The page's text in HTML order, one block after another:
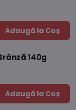
Adaugă la Coș
140g
Adaugă la Coș